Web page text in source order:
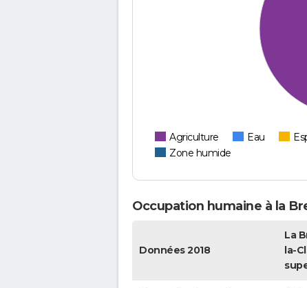
Agriculture Eau
Zone humide
Occupation humaine à la
Données 2018
La
la-